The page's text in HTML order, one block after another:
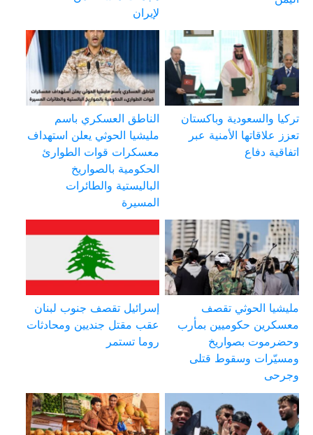
لإيران
تركيا والسعودية وباكستان
تعزز علاقاتها الأمنية عبر
اتفاقية دفاع
الناطق العسكري باسم
مليشيا الحوثي يعلن استهداف
معسكرات قوات الطوارئ
الحكومية بالصواريخ
الباليستية والطائرات
المسيرة
مليشيا الحوثي تقصف
معسكرين حكوميين بمأرب
وحضرموت بصواريخ
ومسيّرات وسقوط قتلى
وجرحى
إسرائيل تقصف جنوب لبنان
عقب مقتل جنديين ومحادثات
روما تستمر